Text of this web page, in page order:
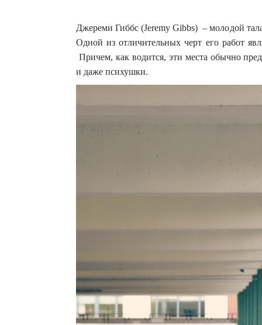
Джереми Гиббс (Jeremy Gibbs) – молодой
Одной из отличительных черт его работ
Причем, как водится, эти места обычно
и даже психушки.